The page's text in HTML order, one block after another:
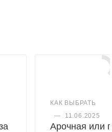
КАК ВЫБРАТЬ
—
11.06.2025
Арочная или